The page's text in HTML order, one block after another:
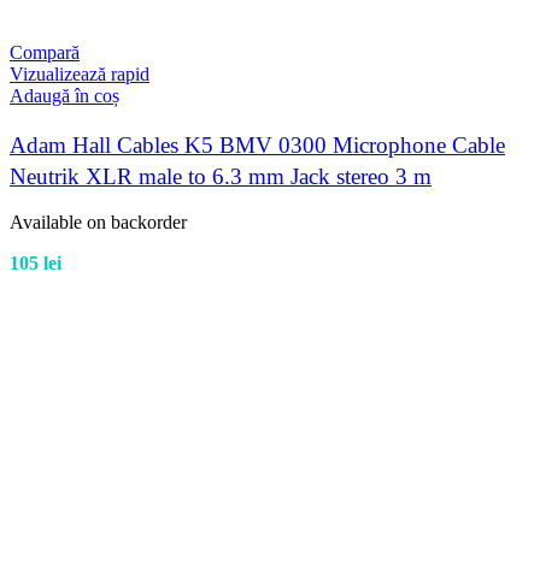
Compară
Vizualizează rapid
Adaugă în coș
Adam Hall Cables K5 BMV 0300 Microphone Cable
Neutrik XLR male to 6.3 mm Jack stereo 3 m
Available on backorder
105 lei